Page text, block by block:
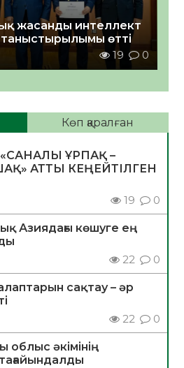
жасанды интеллект
өтті
19 0
Көп қаралған
ҰРПАҚ –
АТТЫ КЕҢЕЙТІЛГЕН
19 0
Азиядағы көшуге ең
22 0
сақтау – әр
22 0
облыс әкімінің